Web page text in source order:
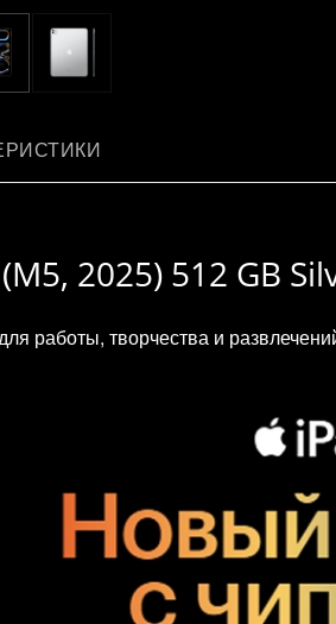
2025) 512 GB
работы, творчества и